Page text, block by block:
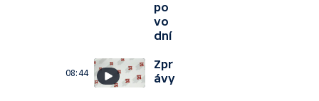
po
vo
dní
08:44
Zpr
ávy